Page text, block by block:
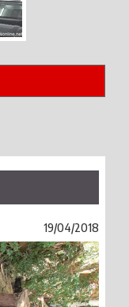
19/04/2018